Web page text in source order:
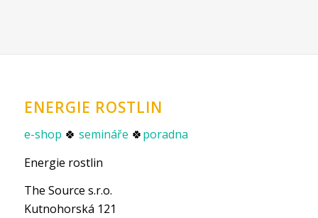
ENERGIE ROSTLIN
e-shop 🍀 semináře 🍀poradna
Energie rostlin
The Source s.r.o.
Kutnohorská 121